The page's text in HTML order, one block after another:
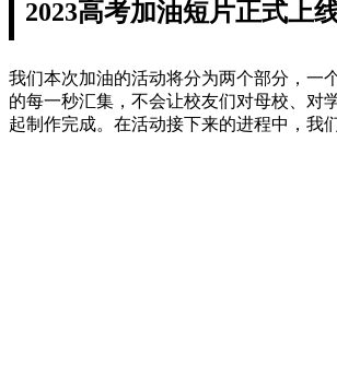
2023高考加油短片正式上
我们本次加油的活动将分为两个部分，一
的每一秒汇集，不会让校友们对母校、对
起制作完成。在活动接下来的进程中，我